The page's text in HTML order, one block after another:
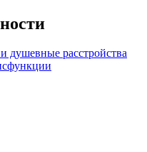
душевные расстройства